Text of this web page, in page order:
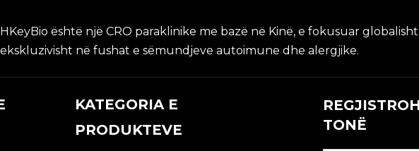
HKeyBio është një CRO paraklinike me bazë në Kinë, e fokusuar
ekskluzivisht në fushat e sëmundjeve autoimune dhe alergjike.
KATEGORIA E
PRODUKTEVE
TONË